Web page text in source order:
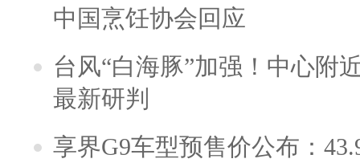
中国烹饪协会回应
台风“白海豚”加强！中心附
最新研判
享界G9车型预售价公布：